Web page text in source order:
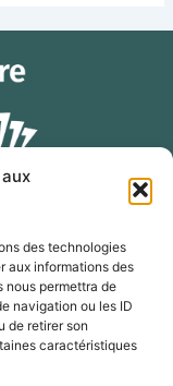
des technologies
aux informations des
nous permettra de
navigation ou les ID
de retirer son
caractéristiques